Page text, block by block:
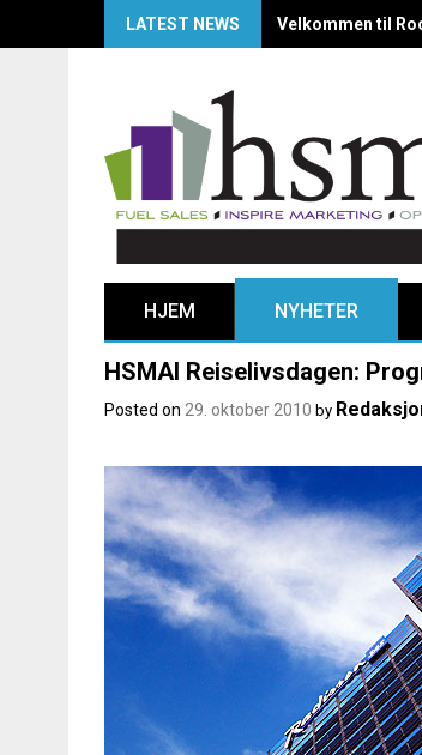
LATEST NEWS Velkommen til
HJEM NYHETER
HSMAI Reiselivsdagen:
Posted on 29. oktober 2010 by